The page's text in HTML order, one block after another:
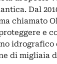
Dal
chiamato
e
idrografico
di migliaia